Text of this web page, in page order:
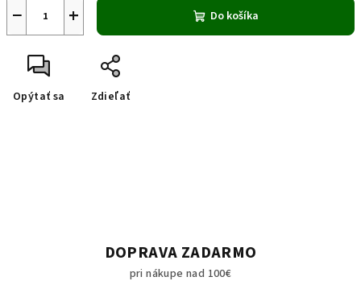
+
− Do košíka
Opýtať sa Zdieľať
DOPRAVA ZADARMO
pri nákupe nad 100€